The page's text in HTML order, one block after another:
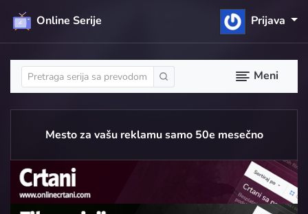
Online Serije Prijava
Meni
Mesto za vašu reklamu samo 50e mesečno